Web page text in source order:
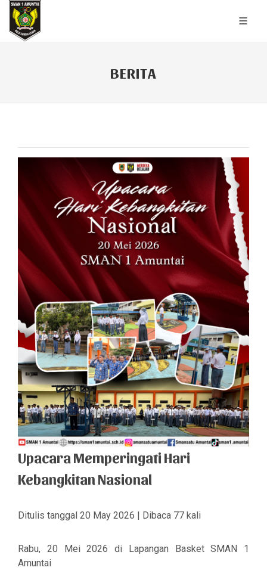
BERITA
Upacara Memperingati Hari
Kebangkitan Nasional
Ditulis tanggal 20 May 2026 | Dibaca 77 kali
Rabu, 20 Mei 2026 di Lapangan Basket SMAN 1
Amuntai